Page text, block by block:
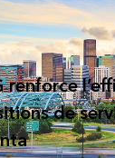
renforce
de